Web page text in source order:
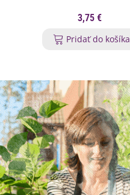
3,75 €
Pridať do košíka